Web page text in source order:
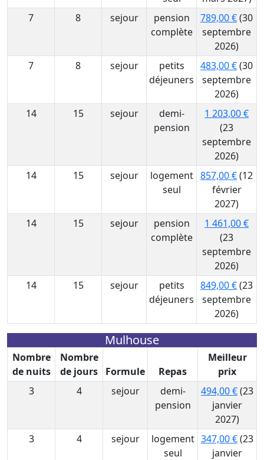
7
8 sejour
pension
complète
789,00 €(30
septembre
2026)
7
8 sejour
petits
déjeuners
483,00 €(30
septembre
2026)
14
15 sejour
demi-
pension
1 203,00 €
(23
septembre
2026)
14
15 sejour
logement
seul
857,00 €(12
février
2027)
14
15 sejour
pension
complète
1 461,00 €
(23
septembre
2026)
14
15 sejour
petits
déjeuners
849,00 €(23
septembre
2026)
Mulhouse
Nombre
de nuits
Nombre
de jours
Formule Repas
Meilleur
prix
3
4 sejour
demi-
pension
494,00 €(23
janvier
2027)
3
4 sejour
logement
seul
347,00 €(23
janvier